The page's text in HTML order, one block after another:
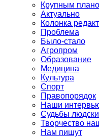
Крупным
Актуально
Колонка
Проблема
Было-стало
Агропром
Образование
Медицина
Культура
Спорт
Правопорядок
Наши
Судьбы
Творчество
Нам пишут